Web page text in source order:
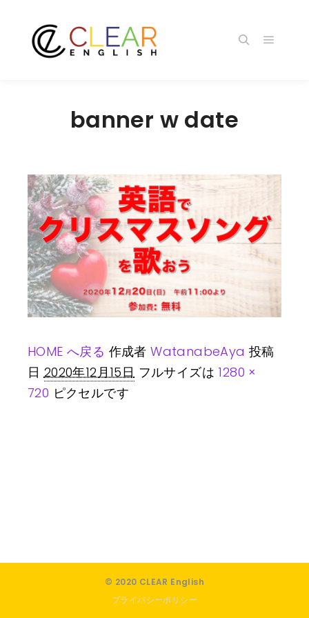
banner w date
HOME へ戻る 作成者WatanabeAya 投稿
日2020年12月15日 フルサイズは 1280 ×
720 ピクセルです
© 2020 CLEAR English
プライバシーポリシー